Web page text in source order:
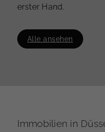
erster Hand.
Alle ansehen
Immobilien in